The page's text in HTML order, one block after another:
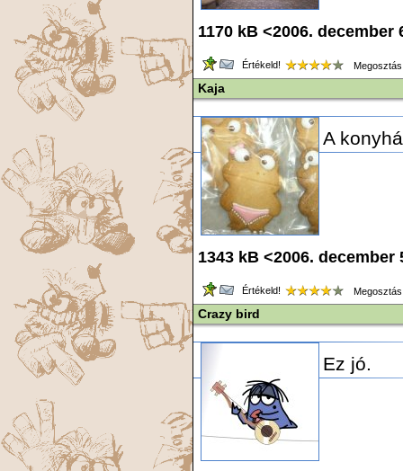
1170 kB <2006.
Értékeld!
Kaja
A
1343 kB <2006.
Értékeld!
Crazy bird
Ez jó.